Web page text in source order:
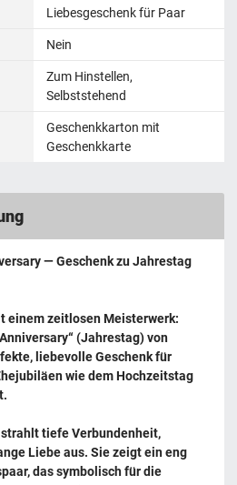
Liebesgeschenk für Paar
Nein
Zum Hinstellen,
Selbststehend
Geschenkkarton mit
Geschenkkarte
— Geschenk zu Jahrestag
einem zeitlosen Meisterwerk:
(Jahrestag) von
liebevolle Geschenk für
wie dem Hochzeitstag
tiefe Verbundenheit,
Liebe aus. Sie zeigt ein eng
das symbolisch für die